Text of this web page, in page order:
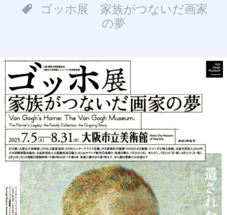
ゴッホ展 家族がつないだ画家
の夢